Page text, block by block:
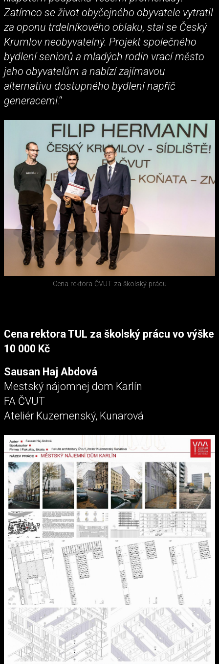
Zatímco se život obyčejného obyvatele vytratil
za oponu trdelníkového oblaku, stal se Český
Krumlov neobyvatelný. Projekt společného
bydlení seniorů a mladých rodin vrací město
jeho obyvatelům a nabízí zajímavou
alternativu dostupného bydlení napříč
generacemi.“
Cena rektora ČVUT za školský prácu
Cena rektora TUL za školský prácu vo výške
10 000 Kč
Sausan Haj Abdová
Mestský nájomnej dom Karlín
FA ČVUT
Ateliér Kuzemenský, Kunarová